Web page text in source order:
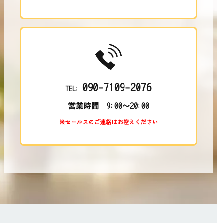
TEL: 090-7109-2076
営業時間 9:00～20:00
※セールスのご連絡はお控えください